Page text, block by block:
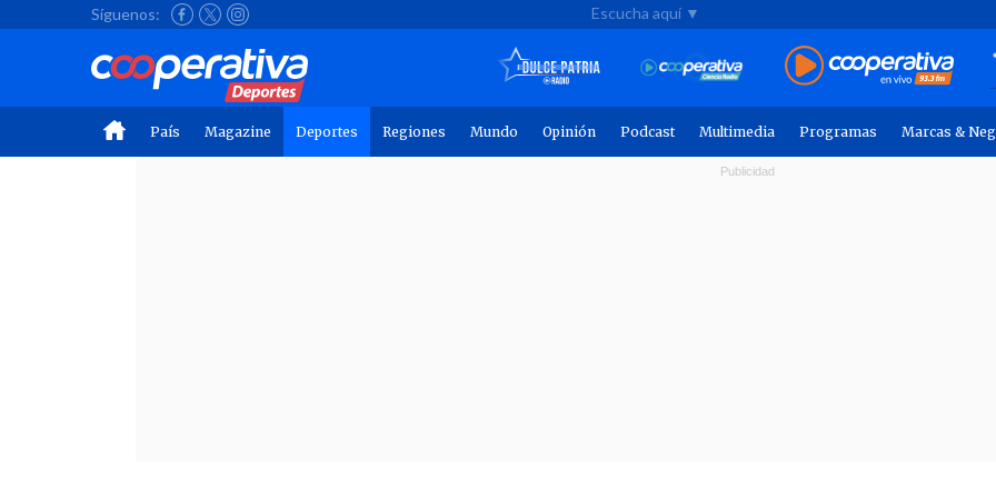
Síguenos: Escucha aquí ▼
País Magazine Deportes Regiones Mundo Opinión Podcast Multimedia Programas Marcas &